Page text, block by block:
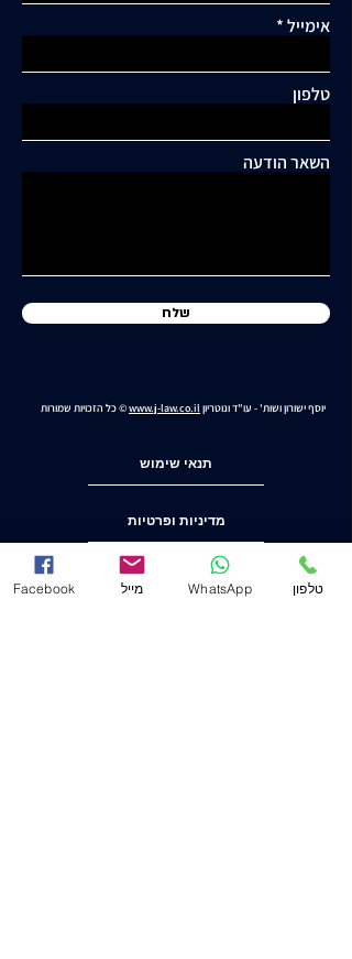
כלואה ובסיכון תחבורתי
תגובות
אימייל
טלפון
השאר הודעה
שלח
יוסף ישורון ושות' - עו"ד ונוטריוןwww.j-law.co.il© כל הזכויות שמורות
תנאי שימוש
מדיניות ופרטיות
הצהרת נגישות
Facebook מייל WhatsApp טלפון